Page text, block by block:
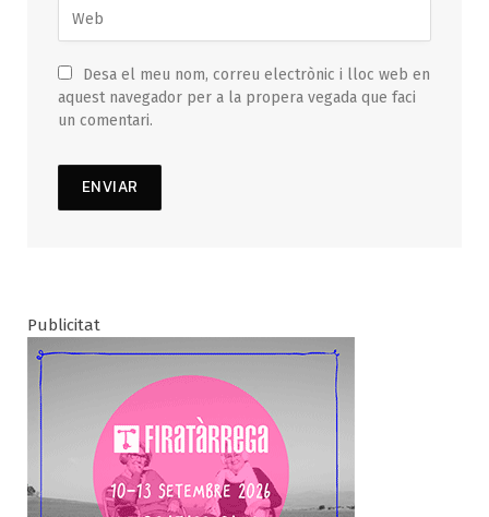
Desa el meu nom, correu electrònic i lloc web en
aquest navegador per a la propera vegada que faci
un comentari.
Publicitat